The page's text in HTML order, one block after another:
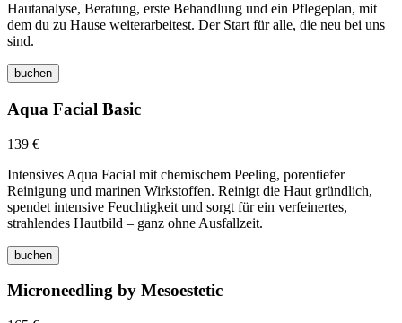
Hautanalyse, Beratung, erste Behandlung und ein Pflegeplan, mit
dem du zu Hause weiterarbeitest. Der Start für alle, die neu bei uns
sind.
buchen
Aqua Facial Basic
139 €
Intensives Aqua Facial mit chemischem Peeling, porentiefer
Reinigung und marinen Wirkstoffen. Reinigt die Haut gründlich,
spendet intensive Feuchtigkeit und sorgt für ein verfeinertes,
strahlendes Hautbild – ganz ohne Ausfallzeit.
buchen
Microneedling by Mesoestetic